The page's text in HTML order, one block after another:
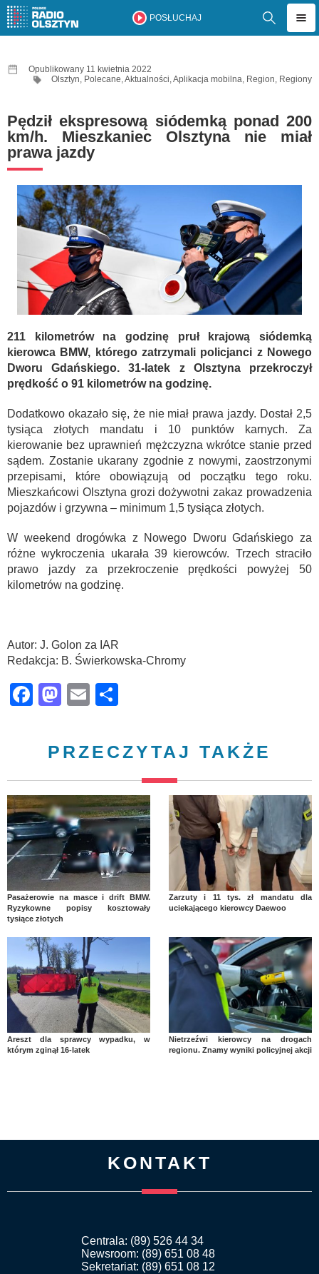
POSŁUCHAJ
Opublikowany 11 kwietnia 2022
Olsztyn, Polecane,Aktualności,Aplikacja mobilna, Region, Regiony
Pędził ekspresową siódemką ponad 200
km/h. Mieszkaniec Olsztyna nie miał
prawa jazdy
211 kilometrów na godzinę pruł krajową siódemką
kierowca BMW, którego zatrzymali policjanci z Nowego
Dworu Gdańskiego. 31-latek z Olsztyna przekroczył
prędkość o 91 kilometrów na godzinę.
Dodatkowo okazało się, że nie miał prawa jazdy. Dostał 2,5
tysiąca złotych mandatu i 10 punktów karnych. Za
kierowanie bez uprawnień mężczyzna wkrótce stanie przed
sądem. Zostanie ukarany zgodnie z nowymi, zaostrzonymi
przepisami, które obowiązują od początku tego roku.
Mieszkańcowi Olsztyna grozi dożywotni zakaz prowadzenia
pojazdów i grzywna – minimum 1,5 tysiąca złotych.
W weekend drogówka z Nowego Dworu Gdańskiego za
różne wykroczenia ukarała 39 kierowców. Trzech straciło
prawo jazdy za przekroczenie prędkości powyżej 50
kilometrów na godzinę.
Autor: J. Golon za IAR
Redakcja: B. Świerkowska-Chromy
Facebook
Mastodon
Email
PRZECZYTAJ TAKŻE
Pasażerowie na masce i drift BMW.
Ryzykowne popisy kosztowały
tysiące złotych
Zarzuty i 11 tys. zł mandatu dla
uciekającego kierowcy Daewoo
Areszt dla sprawcy wypadku, w
którym zginął 16-latek
Nietrzeźwi kierowcy na drogach
regionu. Znamy wyniki policyjnej akcji
KONTAKT
Centrala: (89) 526 44 34
Newsroom: (89) 651 08 48
Sekretariat: (89) 651 08 12